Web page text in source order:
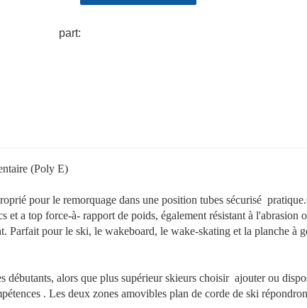
part:
(Poly E)
pour le remorquage dans une position tubes sécurisé
et a top force-à- rapport de poids, également résistant à l'abrasion
Parfait pour le ski, le wakeboard, le wake-skating et la planche à
débutants, alors que plus supérieur skieurs choisir ajouter ou
. Les deux zones amovibles plan de corde de ski